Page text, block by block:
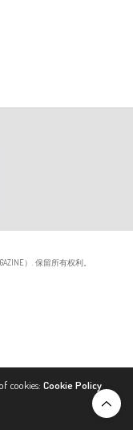
）. 保留所有权利。
cookies: Cookie Policy